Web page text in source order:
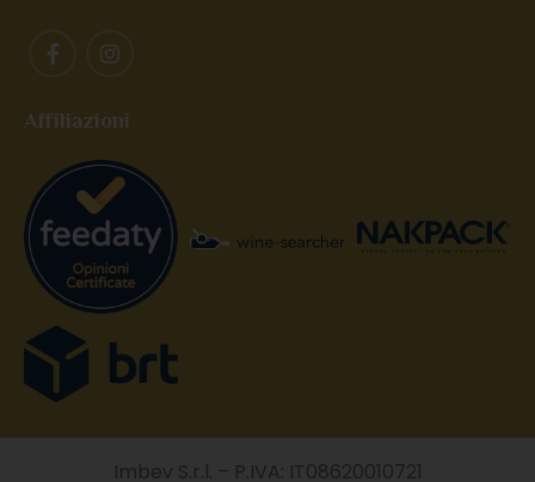
Affiliazioni
Imbev S.r.l. – P.IVA: IT08620010721